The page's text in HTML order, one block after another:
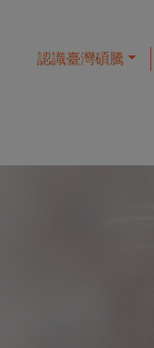
認識臺灣碩騰